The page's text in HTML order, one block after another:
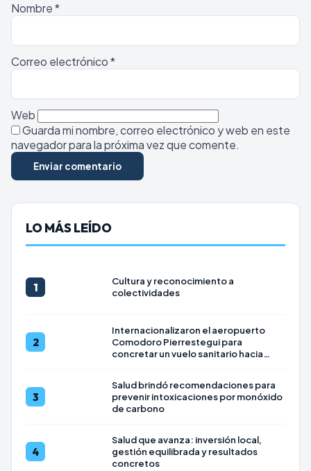
Nombre*
Correo electrónico*
Web
Guarda mi nombre, correo electrónico y web en este
navegador para la próxima vez que comente.
LO MÁS LEÍDO
1
Cultura y reconocimiento a
colectividades
2
Internacionalizaron el aeropuerto
Comodoro Pierrestegui para
concretar un vuelo sanitario hacia
3
Salud brindó recomendaciones para
prevenir intoxicaciones por monóxido
de carbono
4
Salud que avanza: inversión local,
gestión equilibrada y resultados
concretos